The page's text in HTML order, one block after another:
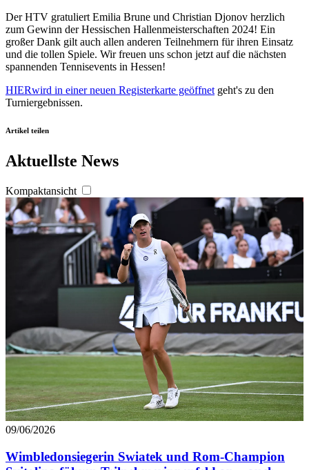
Der HTV gratuliert Emilia Brune und Christian Djonov herzlich
zum Gewinn der Hessischen Hallenmeisterschaften 2024! Ein
großer Dank gilt auch allen anderen Teilnehmern für ihren Einsatz
und die tollen Spiele. Wir freuen uns schon jetzt auf die nächsten
spannenden Tennisevents in Hessen!
HIERwird in einer neuen Registerkarte geöffnet geht's zu den
Turniergebnissen.
Artikel teilen
Aktuellste News
Kompaktansicht
09/06/2026
Wimbledonsiegerin Swiatek und Rom-Champion